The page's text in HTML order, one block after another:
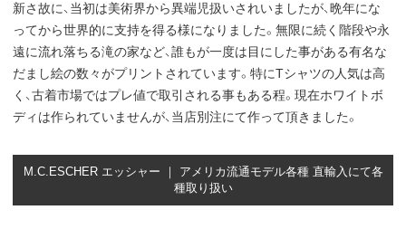
新さ故に、当初は美術界から異端児扱いされいましたが、晩年にな
ってから世界的に支持を得る様になりました。無限に続く階段や永
遠に流れ落ちる滝の家など、誰もが一度は目にした事がある有名な
だまし絵の数々がプリントされています。特にTシャツの人気は高
く、古着市場ではプレ値で取引される事もある程。現在ホワイトボ
ディは作られていませんが、当店別注にて作って頂きました。
M.C.ESCHER エッシャー ｜ アメリカ流通モデル各種 直輸入にて各
種取り扱い